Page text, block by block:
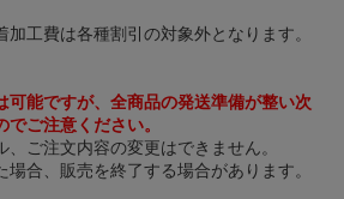
加工費は各種割引の対象外となります。
可能ですが、全商品の発送準備が整い次
ご注意ください。
、ご注文内容の変更はできません。
場合、販売を終了する場合があります。